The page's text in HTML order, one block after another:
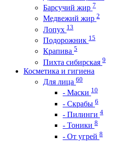
Барсучий жир 7
Медвежий жир 2
Лопух 13
Подорожник 15
Крапива 5
Пихта сибирская 9
Косметика и гигиена
Для лица 60
- Маски 10
- Скрабы 6
- Пилинги 4
- Тоники 8
- От угрей 8